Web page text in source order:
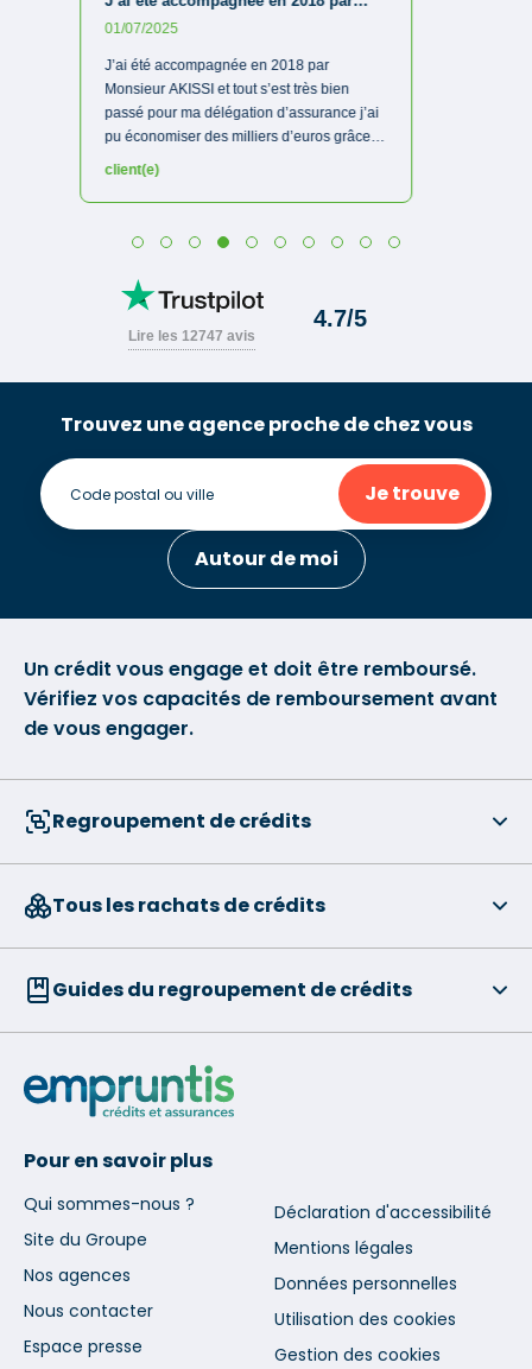
Trouvez une agence proche de chez vous
Je trouve
Autour de moi
Un crédit vous engage et doit être remboursé.
Vérifiez vos capacités de remboursement avant
de vous engager.
Regroupement de crédits
Tous les rachats de crédits
Guides du regroupement de crédits
Pour en savoir plus
Qui sommes-nous ?
Site du Groupe
Nos agences
Nous contacter
Espace presse
Déclaration d'accessibilité
Mentions légales
Données personnelles
Utilisation des cookies
Gestion des cookies